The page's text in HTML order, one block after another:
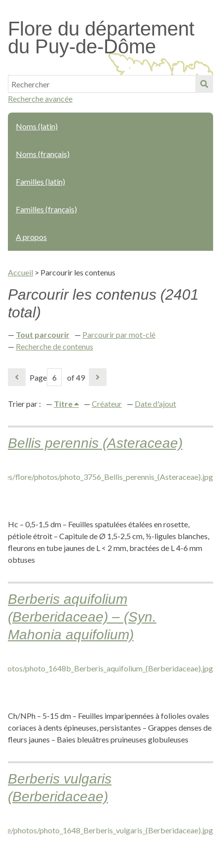
contenu
principal
Flore du département
du Puy-de-Dôme
Recherche avancée
Noms (latin)
Noms (français)
Familles (latin)
Familles (français)
A propos
Accueil > Parcourir les contenus
Parcourir les contenus (2401
total)
Tout parcourir
Parcourir par mot-clé
Recherche de contenus
Page of 49
Trier par : Titre Créateur Date d'ajout
Bellis perennis (Asteraceae)
Hc – 0,5-1,5 dm – Feuilles spatulées étalées en rosette,
pétiole étroit – Capitule de Ø 1,5-2,5 cm, ½-ligules blanches,
fleurons en tube jaunes de L < 2 mm, bractées de L 4-6 mm
obtuses
Berberis aquifolium
(Berberidaceae) – (Syn.
Mahonia aquifolium)
Ch/NPh – 5-15 dm – Feuilles imparipennées à folioles ovales
coriaces à dents épineuses, persistantes – Grappes denses de
fleurs jaunes – Baies bleuâtres pruineuses globuleuses
Berberis vulgaris
(Berberidaceae)